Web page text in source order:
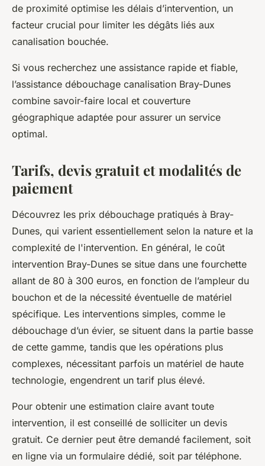
de proximité optimise les délais d’intervention, un
facteur crucial pour limiter les dégâts liés aux
canalisation bouchée.
Si vous recherchez une assistance rapide et fiable,
l’assistance débouchage canalisation Bray-Dunes
combine savoir-faire local et couverture
géographique adaptée pour assurer un service
optimal.
Tarifs, devis gratuit et modalités de
paiement
Découvrez les prix débouchage pratiqués à Bray-
Dunes, qui varient essentiellement selon la nature et la
complexité de l'intervention. En général, le coût
intervention Bray-Dunes se situe dans une fourchette
allant de 80 à 300 euros, en fonction de l’ampleur du
bouchon et de la nécessité éventuelle de matériel
spécifique. Les interventions simples, comme le
débouchage d’un évier, se situent dans la partie basse
de cette gamme, tandis que les opérations plus
complexes, nécessitant parfois un matériel de haute
technologie, engendrent un tarif plus élevé.
Pour obtenir une estimation claire avant toute
intervention, il est conseillé de solliciter un devis
gratuit. Ce dernier peut être demandé facilement, soit
en ligne via un formulaire dédié, soit par téléphone.